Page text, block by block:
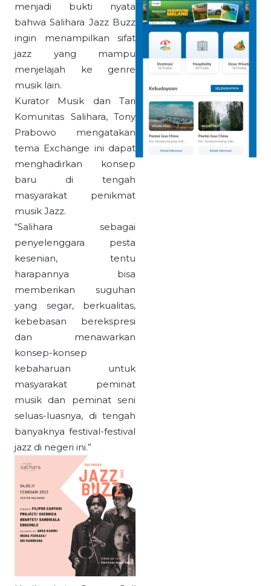
menjadi bukti nyata
bahwa Salihara Jazz Buzz
ingin menampilkan sifat
jazz yang mampu
menjelajah ke genre
musik lain.
Kurator Musik dan Tari
Komunitas Salihara, Tony
Prabowo mengatakan
tema Exchange ini dapat
menghadirkan konsep
baru di tengah
masyarakat penikmat
musik Jazz.
“Salihara sebagai
penyelenggara pesta
kesenian, tentu
harapannya bisa
memberikan suguhan
yang segar, berkualitas,
kebebasan berekspresi
dan menawarkan
konsep-konsep
kebaharuan untuk
masyarakat peminat
musik dan peminat seni
seluas-luasnya, di tengah
banyaknya festival-festival
jazz di negeri ini.”